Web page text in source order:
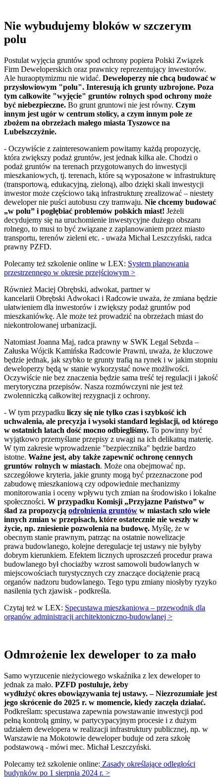
Nie wybudujemy bloków w szczerym
polu
Postulat wyjęcia gruntów spod ochrony popiera Polski Związek
Firm Deweloperskich oraz prawnicy reprezentujący inwestorów.
Ale huraoptymizmu nie widać. Deweloperzy nie chcą budować w
przysłowiowym "polu". Interesują ich grunty uzbrojone. Poza
tym całkowite "wyjęcie" gruntów rolnych spod ochrony może
być niebezpieczne. Bo grunt gruntowi nie jest równy. Czym
innym jest ugór w centrum stolicy, a czym innym pole ze
zbożem na obrzeżach małego miasta Tyszowce na
Lubelszczyźnie.
- Oczywiście z zainteresowaniem powitamy każdą propozycję,
która zwiększy podaż gruntów, jest jednak kilka ale. Chodzi o
podaż gruntów na terenach przygotowanych do inwestycji
mieszkaniowych, tj. terenach, które są wyposażone w infrastrukturę
(transportową, edukacyjną, zieloną), albo dzięki skali inwestycji
inwestor może częściowo taką infrastrukturę zrealizować – niestety
deweloper nie puści autobusu czy tramwaju. Nie chcemy budować
„w polu” i pogłębiać problemów polskich miast! Jeżeli
decydujemy się na uruchomienie inwestycyjne dużego obszaru
rolnego, to musi to być związane z zaplanowaniem przez miasto
transportu, terenów zieleni etc. - uważa Michał Leszczyński, radca
prawny PZFD.
Polecamy też szkolenie online w LEX: System planowania
przestrzennego w okresie przejściowym >
Również Maciej Obrębski, adwokat, partner w
kancelarii Obrębski Adwokaci i Radcowie uważa, że zmiana będzie
ułatwieniem dla inwestorów i zwiększy podaż gruntów pod
mieszkaniówkę. Ale może też prowadzić na obrzeżach miast do
niekontrolowanej urbanizacji.
Natomiast Joanna Maj, radca prawny w SWK Legal Sebzda –
Załuska Wójcik Kamińska Radcowie Prawni, uważa, że kluczowe
będzie jednak, jak szybko te grunty trafią na rynek i w jakim stopniu
deweloperzy będą w stanie wykorzystać nowe możliwości.
Oczywiście nie bez znaczenia będzie sama treść tej regulacji i jakość
merytoryczna przepisów. Nasza rozmówczyni nie jest też
zwolenniczką całkowitej rezygnacji z ochrony.
- W tym przypadku liczy się nie tylko czas i szybkość ich
uchwalenia, ale precyzja i wysoki standard legislacji, od którego
w ostatnich latach dość mocno odbiegliśmy. To powinny być
wyjątkowo przemyślane przepisy z uwagi na ich delikatną materię.
W tym zakresie wprowadzenie "bezpiecznika" będzie bardzo
istotne. Ważne jest, aby także zapewnić ochronę cennych
gruntów rolnych w miastach. Może ona obejmować np.
szczegółowe kryteria, jakie grunty mogą być przeznaczone pod
zabudowę mieszkaniową czy odpowiednie mechanizmy
monitorowania i oceny wpływu tych zmian na środowisko i lokalne
społeczności. W przypadku Komisji „Przyjazne Państwo” w
ślad za propozycją odrolnienia gruntów w miastach szło wiele
innych zmian w przepisach, które ostatecznie nie weszły w
życie, np. zniesienie pozwolenia na budowę. Myślę, że w
obecnym stanie prawnym, patrząc na ostatnie nowelizacje
prawa budowlanego, kolejne deregulacje tej ustawy nie byłyby
dobrym kierunkiem. Efektem licznych uproszczeń procedur prawa
budowlanego był chociażby wzrost samowoli budowlanych w
miejscowościach turystycznych czy znaczące dociążenie pracą
organów nadzoru budowlanego. Tego typu zmiany niosłyby ryzyko
nasilenia tych zjawisk - podkreśla.
Czytaj też w LEX: Specustawa mieszkaniowa – przewodnik dla
organów administracji architektoniczno-budowlanej >
Odmrożenie lex deweloper to za mało
Samo wyrzucenie nieżyciowego wskaźnika z lex deweloper to
jednak za mało. PZFD postuluje, żeby
wydłużyć okres obowiązywania tej ustawy. – Niezrozumiałe jest
jego skrócenie do 2025 r. w momencie, kiedy zaczęła działać.
Podkreślam: specustawa zapewnia powstawanie inwestycji pod
pełną kontrolą gminy, w partycypacyjnym procesie i z dużym
udziałem dewelopera w realizacji infrastruktury publicznej, np. w
Warszawie na Mokotowie deweloper buduje od zera szkołę
podstawową - mówi mec. Michał Leszczyński.
Polecamy też szkolenie online: Zasady określające odległości
budynków po 1 sierpnia 2024 r. >